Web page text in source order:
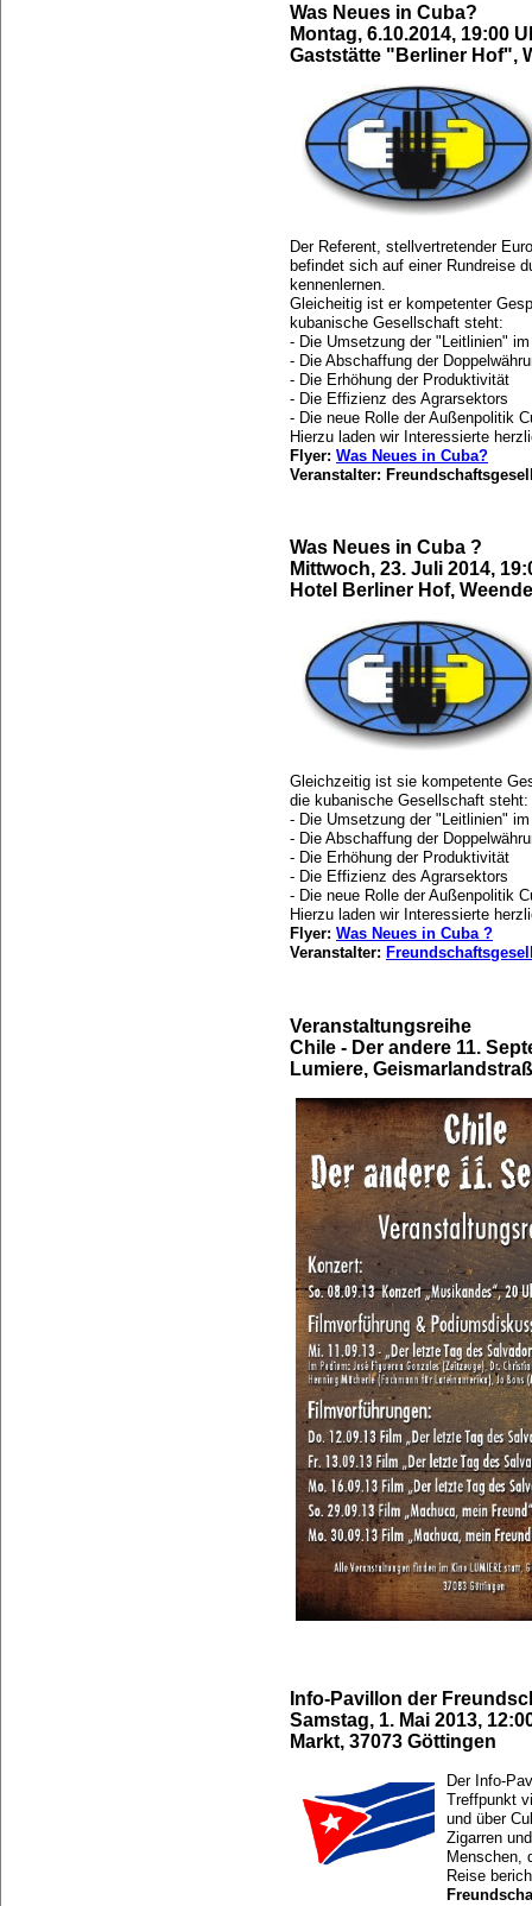
Was Neues in Cuba?
Montag, 6.10.2014, 19:00
Gaststätte "Berliner Hof",
Der Referent, stellvertretender
befindet sich auf einer Rundreise
kennenlernen.
Gleicheitig ist er kompetenter
kubanische Gesellschaft steht:
- Die Umsetzung der "Leitlinien"
- Die Abschaffung der
- Die Erhöhung der Produktivität
- Die Effizienz des Agrarsektors
- Die neue Rolle der Außenpolitik
Hierzu laden wir Interessierte
Flyer: Was Neues in Cuba?
Veranstalter:
Was Neues in Cuba ?
Mittwoch, 23. Juli 2014,
Hotel Berliner Hof,
Gleichzeitig ist sie kompetente
die kubanische Gesellschaft steht:
- Die Umsetzung der "Leitlinien"
- Die Abschaffung der
- Die Erhöhung der Produktivität
- Die Effizienz des Agrarsektors
- Die neue Rolle der Außenpolitik
Hierzu laden wir Interessierte
Flyer: Was Neues in Cuba ?
Veranstalter:
Veranstaltungsreihe
Chile - Der andere 11.
Lumiere,
Info-Pavillon der
Samstag, 1. Mai 2013,
Markt, 37073 Göttingen
Der Info-
Treffpunkt
und über
Zigarren
Menschen,
Reise